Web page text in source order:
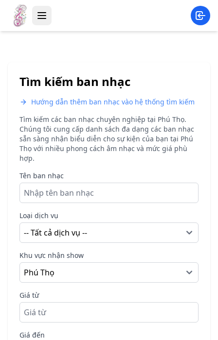
Tìm kiếm ban nhạc
Hướng dẫn thêm ban nhạc vào hệ thống tìm kiếm
Tìm kiếm các ban nhạc chuyên nghiệp tại Phú Thọ.
Chúng tôi cung cấp danh sách đa dạng các ban nhạc
sẵn sàng nhận biểu diễn cho sự kiện của bạn tại Phú
Thọ với nhiều phong cách âm nhạc và mức giá phù
hợp.
Tên ban nhạc
Loại dịch vụ
Khu vực nhận show
Giá từ
Giá đến